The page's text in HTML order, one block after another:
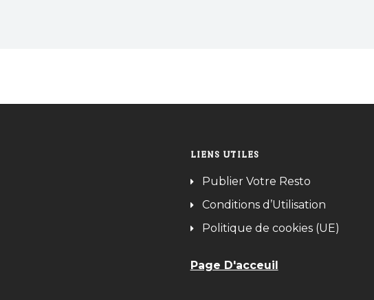
LIENS UTILES
Publier Votre Resto
Conditions d’Utilisation
Politique de cookies (UE)
Page D'acceuil